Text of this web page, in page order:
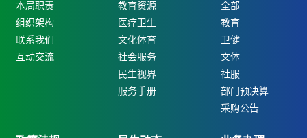
本局职责
组织架构
联系我们
互动交流
教育资源
医疗卫生
文化体育
社会服务
民生视界
服务手册
全部
教育
卫健
文体
社服
部门预决算
采购公告